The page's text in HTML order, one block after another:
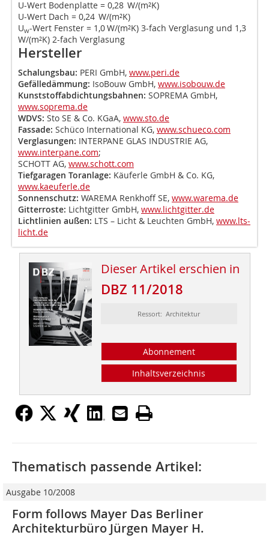
U-Wert Bodenplatte = 0,28 W/(m²K)
U-Wert Dach = 0,24 W/(m²K)
Uw-Wert Fenster = 1,0 W/(m²K) 3-fach Verglasung und 1,3
W/(m²K) 2-fach Verglasung
Hersteller
Schalungsbau: PERI GmbH, www.peri.de
Gefälledämmung: IsoBouw GmbH, www.isobouw.de
Kunststoffabdichtungsbahnen: SOPREMA GmbH,
www.soprema.de
WDVS: Sto SE & Co. KGaA, www.sto.de
Fassade: Schüco International KG, www.schueco.com
Verglasungen: INTERPANE GLAS INDUSTRIE AG,
www.interpane.com;
SCHOTT AG, www.schott.com
Tiefgaragen Toranlage: Käuferle GmbH & Co. KG,
www.kaeuferle.de
Sonnenschutz: WAREMA Renkhoff SE, www.warema.de
Gitterroste: Lichtgitter GmbH, www.lichtgitter.de
Lichtlinien außen: LTS – Licht & Leuchten GmbH, www.lts-
licht.de
Dieser Artikel erschien in
DBZ 11/2018
Ressort: Architektur
Abonnement
Inhaltsverzeichnis
Thematisch passende Artikel:
Ausgabe 10/2008
Form follows Mayer Das Berliner
Architekturbüro Jürgen Mayer H.